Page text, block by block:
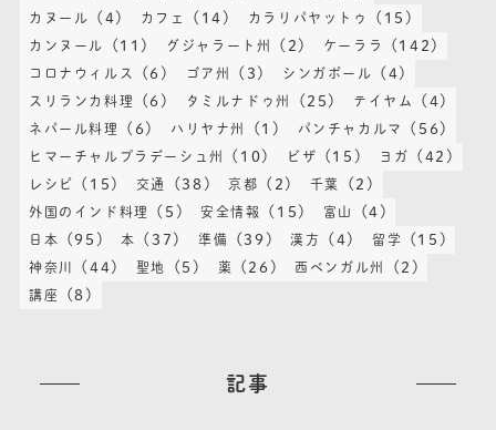
カヌール (4) カフェ (14) カラリパヤットゥ (15)
カンヌール (11) グジャラート州 (2) ケーララ (142)
コロナウィルス (6) ゴア州 (3) シンガポール (4)
スリランカ料理 (6) タミルナドゥ州 (25) テイヤム (4)
ネパール料理 (6) ハリヤナ州 (1) パンチャカルマ (56)
ヒマーチャルプラデーシュ州 (10) ビザ (15) ヨガ (42)
レシピ (15) 交通 (38) 京都 (2) 千葉 (2)
外国のインド料理 (5) 安全情報 (15) 富山 (4)
日本 (95) 本 (37) 準備 (39) 漢方 (4) 留学 (15)
神奈川 (44) 聖地 (5) 薬 (26) 西ベンガル州 (2)
講座 (8)
記事